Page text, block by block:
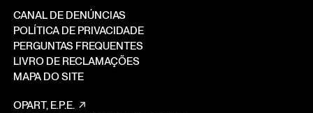
CANAL DE DENÚNCIAS
POLÍTICA DE PRIVACIDADE
PERGUNTAS FREQUENTES
LIVRO DE RECLAMAÇÕES
MAPA DO SITE
OPART, E.P.E.